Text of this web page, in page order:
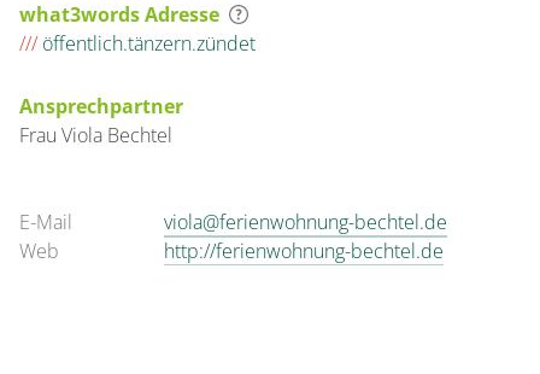
what3words Adresse
/// öffentlich.tänzern.zündet
Ansprechpartner
Frau Viola Bechtel
E-Mail
viola@ferienwohnung-bechtel.de
Web
http://ferienwohnung-bechtel.de